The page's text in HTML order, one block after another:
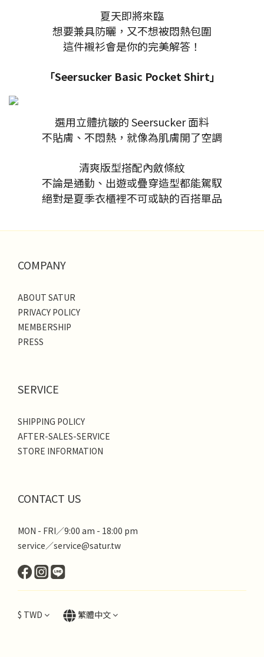
夏天即將來臨
想要兼具防曬，又不想被悶熱包圍
這件襯衫會是你的完美解答！
「Seersucker Basic Pocket Shirt」
選用立體抗皺的 Seersucker 面料
不貼膚、不悶熱，就像為肌膚開了空調
清爽版型搭配內斂條紋
不論是通勤、出遊或疊穿造型都能駕馭
絕對是夏季衣櫃裡不可或缺的百搭單品
COMPANY
ABOUT SATUR
PRIVACY POLICY
MEMBERSHIP
PRESS
SERVICE
SHIPPING POLICY
AFTER-SALES-SERVICE
STORE INFORMATION
CONTACT US
MON - FRI／9:00 am - 18:00 pm
service／service@satur.tw
$ TWD 繁體中文